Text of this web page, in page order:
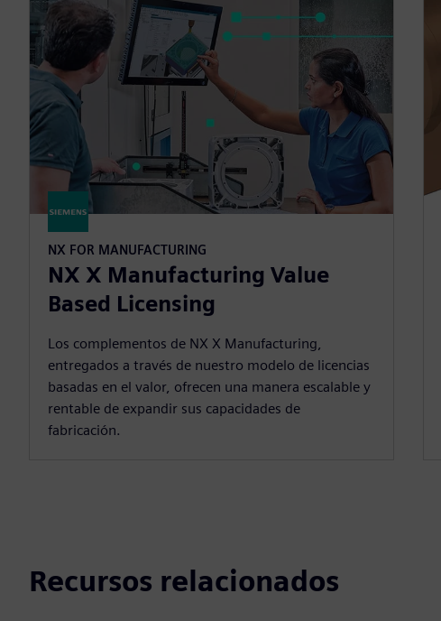
NX FOR MANUFACTURING
NX X Manufacturing Value
Based Licensing
Los complementos de NX X Manufacturing,
entregados a través de nuestro modelo de licencias
basadas en el valor, ofrecen una manera escalable y
rentable de expandir sus capacidades de
fabricación.
Recursos relacionados